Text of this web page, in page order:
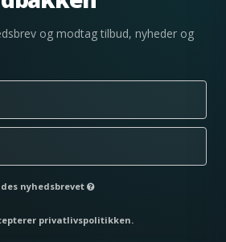
og modtag tilbud, nyheder og
nyhedsbrevet
privatlivspolitikken.